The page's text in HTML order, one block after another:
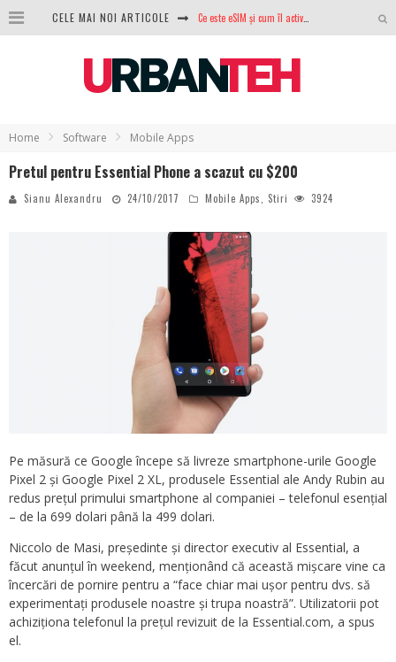
CELE MAI NOI ARTICOLE
Home Software Mobile Apps
Pretul pentru Essential Phone a scazut cu $200
Sianu Alexandru 24/10/2017 Mobile Apps Stiri 3924
Pe măsură ce Google începe să livreze smartphone-urile Google
Pixel 2 și Google Pixel 2 XL, produsele Essential ale Andy Rubin au
redus prețul primului smartphone al companiei – telefonul esențial
– de la 699 dolari până la 499 dolari.
Niccolo de Masi, președinte și director executiv al Essential, a
făcut anunțul în weekend, menționând că această mișcare vine ca
încercări de pornire pentru a “face chiar mai ușor pentru dvs. să
experimentați produsele noastre și trupa noastră”. Utilizatorii pot
achiziționa telefonul la prețul revizuit de la Essential.com, a spus
el.